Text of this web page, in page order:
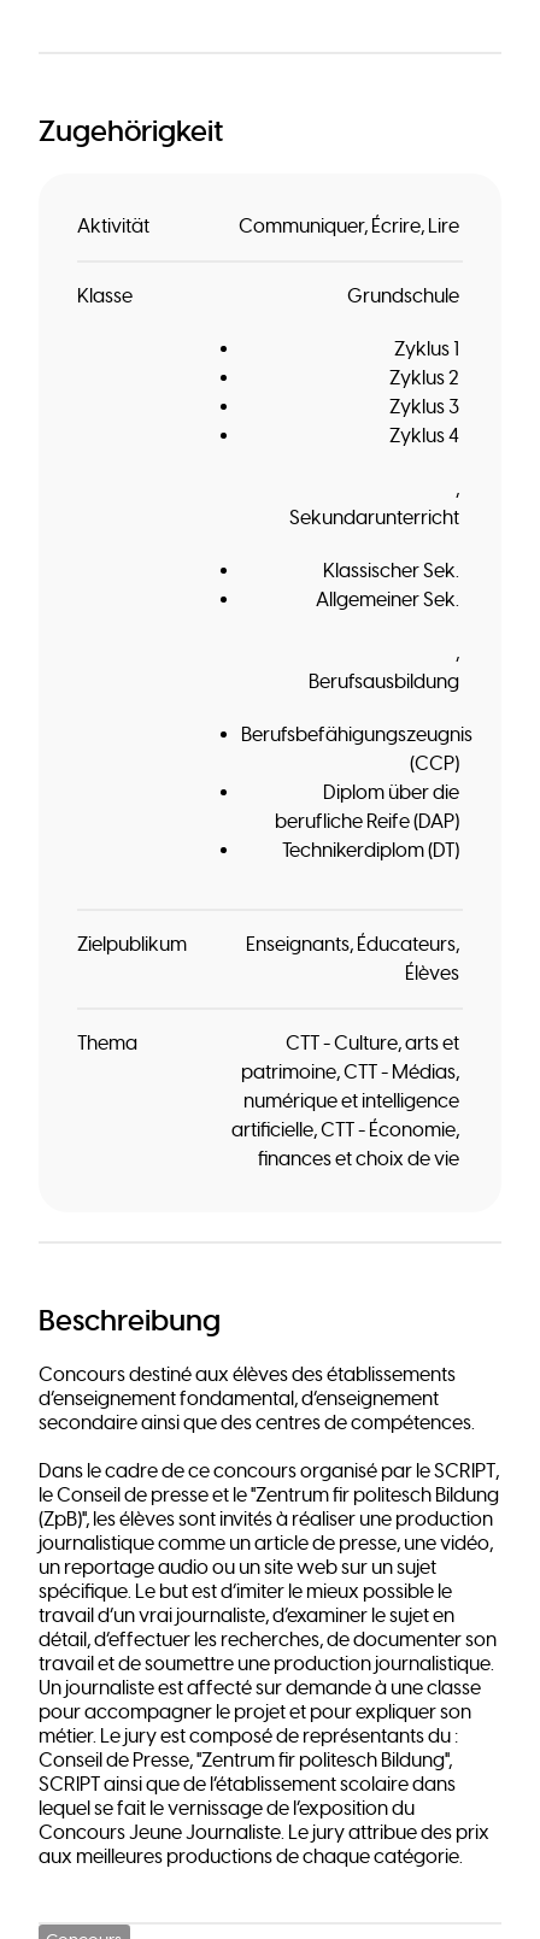
Zugehörigkeit
Aktivität Communiquer Écrire Lire
Klasse Grundschule
Zyklus 1
Zyklus 2
Zyklus 3
Zyklus 4
Sekundarunterricht
Klassischer Sek.
Allgemeiner Sek.
Berufsausbildung
Berufsbefähigungszeugnis
(CCP)
Diplom über die
berufliche Reife (DAP)
Technikerdiplom (DT)
Zielpublikum Enseignants Éducateurs
Élèves
Thema
CTT - Culture, arts et
patrimoine CTT - Médias,
numérique et intelligence
artificielle CTT - Économie,
finances et choix de vie
Beschreibung
Concours destiné aux élèves des établissements
d’enseignement fondamental, d’enseignement
secondaire ainsi que des centres de compétences.
Dans le cadre de ce concours organisé par le SCRIPT,
le Conseil de presse et le "Zentrum fir politesch Bildung
(ZpB)", les élèves sont invités à réaliser une production
journalistique comme un article de presse, une vidéo,
un reportage audio ou un site web sur un sujet
spécifique. Le but est d’imiter le mieux possible le
travail d’un vrai journaliste, d’examiner le sujet en
détail, d’effectuer les recherches, de documenter son
travail et de soumettre une production journalistique.
Un journaliste est affecté sur demande à une classe
pour accompagner le projet et pour expliquer son
métier. Le jury est composé de représentants du :
Conseil de Presse, "Zentrum fir politesch Bildung",
SCRIPT ainsi que de l’établissement scolaire dans
lequel se fait le vernissage de l’exposition du
Concours Jeune Journaliste. Le jury attribue des prix
aux meilleures productions de chaque catégorie.